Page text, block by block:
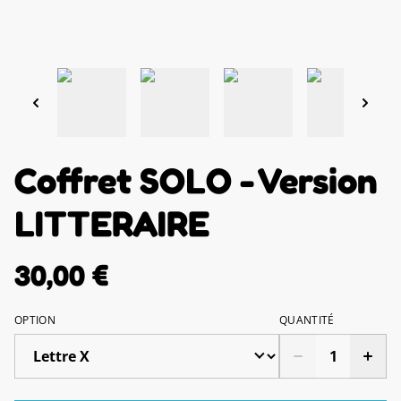
Coffret SOLO - Version
LITTERAIRE
30,00 €
OPTION QUANTITÉ